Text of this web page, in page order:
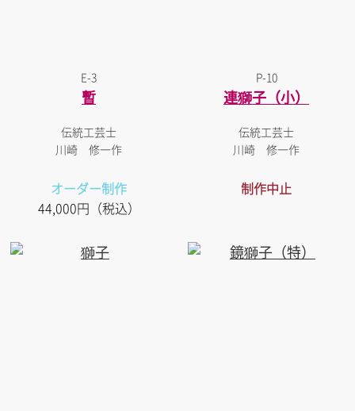
E-3
暫
伝統工芸士
川崎 修一作
オーダー制作
44,000円（税込）
P-10
連獅子（小）
伝統工芸士
川崎 修一作
制作中止